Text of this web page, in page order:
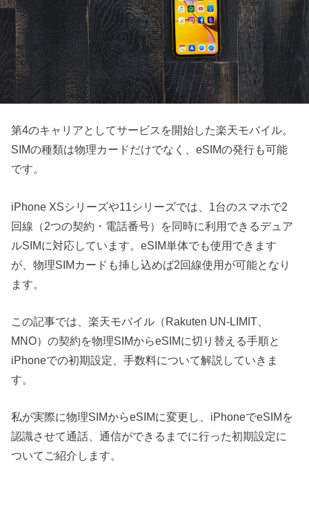
第4のキャリアとしてサービスを開始した楽天モバイル。
SIMの種類は物理カードだけでなく、eSIMの発行も可能
です。
iPhone XSシリーズや11シリーズでは、1台のスマホで2
回線（2つの契約・電話番号）を同時に利用できるデュア
ルSIMに対応しています。eSIM単体でも使用できます
が、物理SIMカードも挿し込めば2回線使用が可能となり
ます。
この記事では、楽天モバイル（Rakuten UN-LIMIT、
MNO）の契約を物理SIMからeSIMに切り替える手順と
iPhoneでの初期設定、手数料について解説していきま
す。
私が実際に物理SIMからeSIMに変更し、iPhoneでeSIMを
認識させて通話、通信ができるまでに行った初期設定に
ついてご紹介します。